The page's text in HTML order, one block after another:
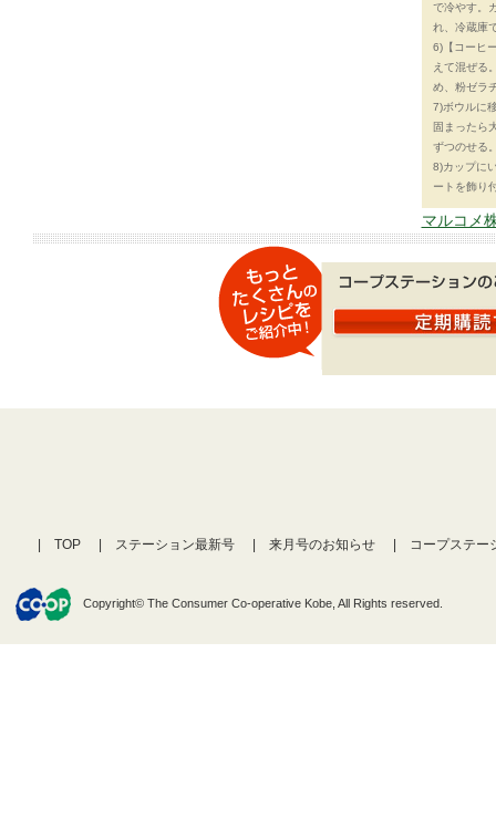
で冷やす。
れ、冷蔵庫
6)【コーヒ
えて混ぜる
め、粉ゼラ
7)ボウルに
固まったら
ずつのせる
8)カップに
ートを飾り
マルコメ
TOP ステーション最新号 来月号のお知らせ コープステー
Copyright© The Consumer Co-operative Kobe, All Rights reserved.